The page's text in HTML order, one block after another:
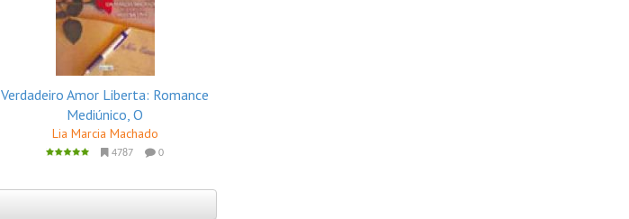
Verdadeiro Amor Liberta: Romance
Mediúnico, O
Lia Marcia Machado
4787 0